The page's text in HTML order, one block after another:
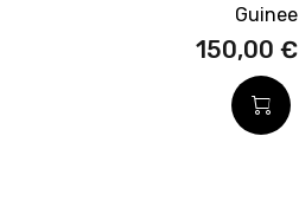
Guinee
150,00 €